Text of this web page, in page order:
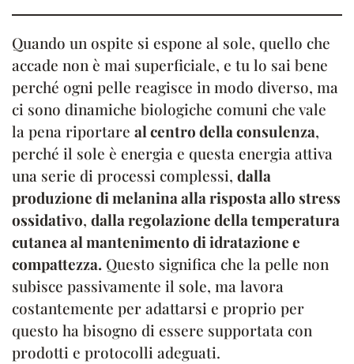
Quando un ospite si espone al sole, quello che
accade non è mai superficiale, e tu lo sai bene
perché ogni pelle reagisce in modo diverso, ma
ci sono dinamiche biologiche comuni che vale
la pena riportare al centro della consulenza,
perché il sole è energia e questa energia attiva
una serie di processi complessi, dalla
produzione di melanina alla risposta allo stress
ossidativo, dalla regolazione della temperatura
cutanea al mantenimento di idratazione e
compattezza. Questo significa che la pelle non
subisce passivamente il sole, ma lavora
costantemente per adattarsi e proprio per
questo ha bisogno di essere supportata con
prodotti e protocolli adeguati.